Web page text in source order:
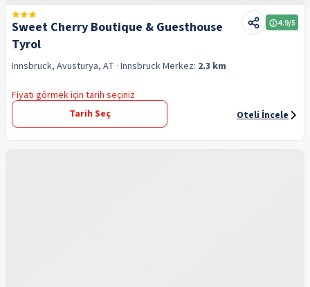
Sweet Cherry Boutique & Guesthouse
Tyrol
4.9/5
Innsbruck, Avusturya, AT · InnsbruckMerkez: 2.3 km
Fiyatı görmek için tarih seçiniz
Tarih Seç
Oteli İncele